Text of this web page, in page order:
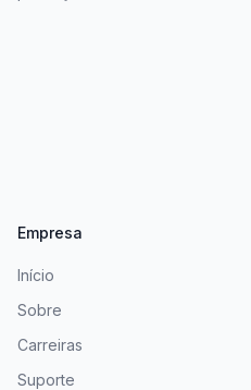
Empresa
Início
Sobre
Carreiras
Suporte